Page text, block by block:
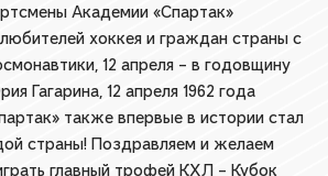
Академии «Спартак»
хоккея и граждан страны с
12 апреля – в годовщину
Гагарина, 12 апреля 1962 года
также впервые в истории стал
страны! Поздравляем и желаем
главный трофей КХЛ – Кубок